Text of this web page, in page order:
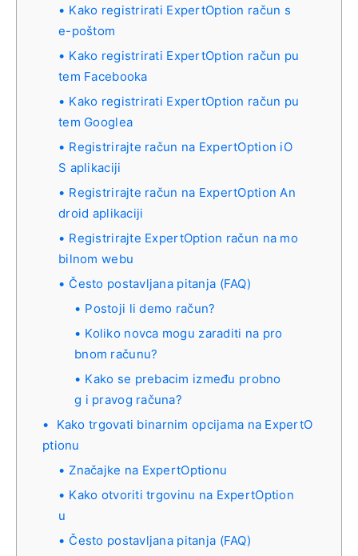
Kako registrirati ExpertOption račun s
e-poštom
Kako registrirati ExpertOption račun pu
tem Facebooka
Kako registrirati ExpertOption račun pu
tem Googlea
Registrirajte račun na ExpertOption iO
S aplikaciji
Registrirajte račun na ExpertOption An
droid aplikaciji
Registrirajte ExpertOption račun na mo
bilnom webu
Često postavljana pitanja (FAQ)
Postoji li demo račun?
Koliko novca mogu zaraditi na pro
bnom računu?
Kako se prebacim između probno
g i pravog računa?
Kako trgovati binarnim opcijama na ExpertO
ptionu
Značajke na ExpertOptionu
Kako otvoriti trgovinu na ExpertOption
u
Često postavljana pitanja (FAQ)